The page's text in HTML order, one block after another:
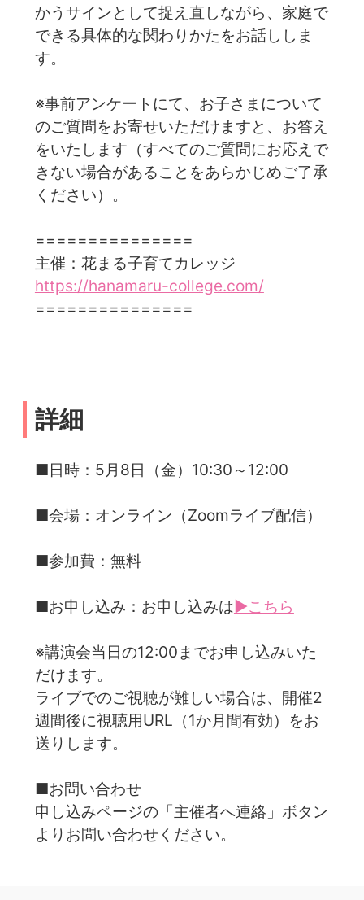
かうサインとして捉え直しながら、家庭で
できる具体的な関わりかたをお話ししま
す。
※事前アンケートにて、お子さまについて
のご質問をお寄せいただけますと、お答え
をいたします（すべてのご質問にお応えで
きない場合があることをあらかじめご了承
ください）。
===============
主催：花まる子育てカレッジ
https://hanamaru-college.com/
===============
詳細
■日時：5月8日（金）10:30～12:00
■会場：オンライン（Zoomライブ配信）
■参加費：無料
■お申し込み：お申し込みは▶こちら
※講演会当日の12:00までお申し込みいた
だけます。
ライブでのご視聴が難しい場合は、開催2
週間後に視聴用URL（1か月間有効）をお
送りします。
■お問い合わせ
申し込みページの「主催者へ連絡」ボタン
よりお問い合わせください。